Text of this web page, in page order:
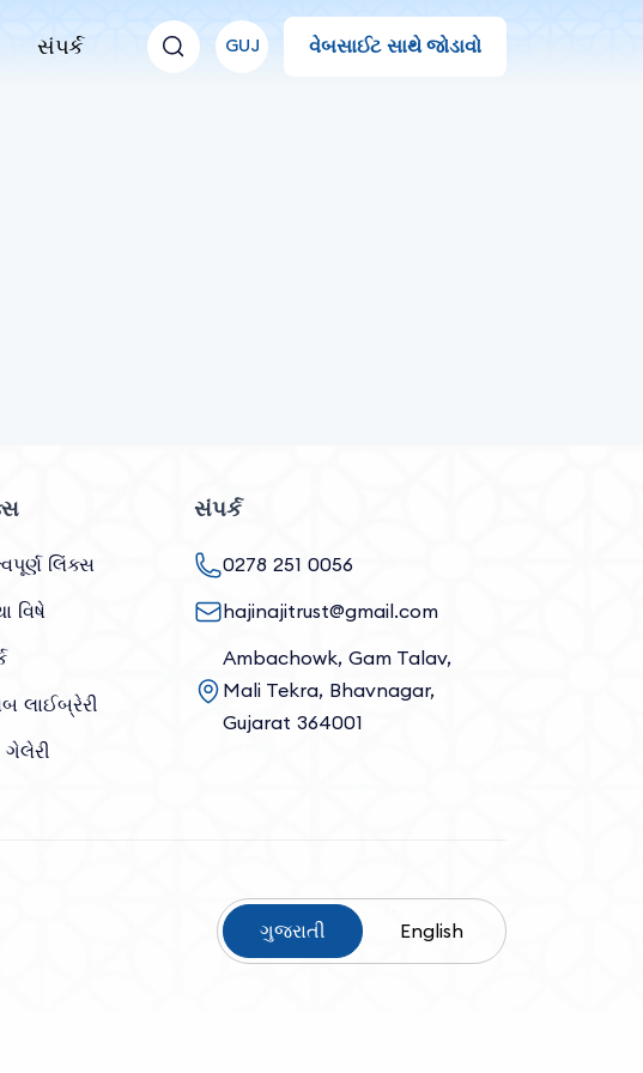
સંપર્ક GUJ વેબસાઈટ સાથે જોડાવો
લિંક્સ
વિષે
લાઈબ્રેરી
ગેલેરી
સંપર્ક
0278 251 0056
hajinajitrust@gmail.com
Ambachowk, Gam Talav,
Mali Tekra, Bhavnagar,
Gujarat 364001
ગુજરાતી English